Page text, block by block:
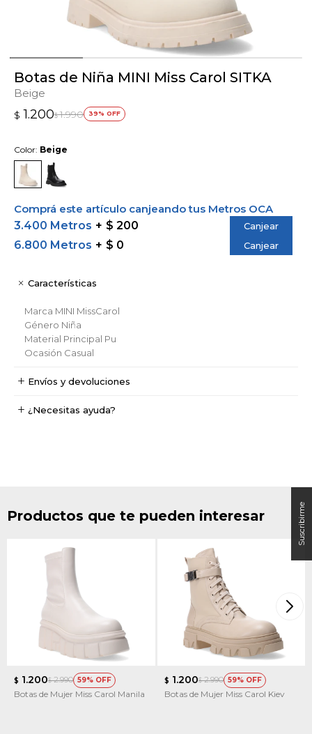
Botas de Niña MINI Miss Carol SITKA
Beige
$ 1.200$ 1.990 39
Color: Beige
Comprá este artículo canjeando tus Metros OCA
3.400 Metros
$ 200 Canjear
6.800 Metros $ 0 Canjear
Características
Marca MINI MissCarol
Género Niña
Material Principal Pu
Ocasión Casual
Envíos y devoluciones
¿Necesitas ayuda?
Productos que te pueden interesar
$ 1.200$ 2.990 59
Botas de Mujer Miss Carol Manila
$ 1.200$ 2.990 59
Botas de Mujer Miss Carol Kiev